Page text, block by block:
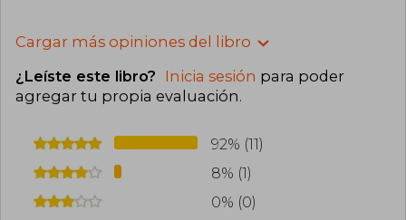
Cargar más opiniones del libro
¿Leíste este libro? Inicia sesión para poder
agregar tu propia evaluación.
92% (11)
8% (1)
0% (0)